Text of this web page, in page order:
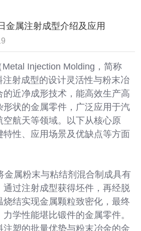
中 / En
金属注射成型介绍及应用
Injection Molding，简称
射成型的设计灵活性与粉末冶
近净成形技术，能高效生产高
形状的金属零件，广泛应用于汽
航天等领域。以下从核心原
性、应用场景及优缺点等方面
金属粉末与粘结剂混合制成具有
通过注射成型获得坯件，再经脱
烧结实现金属颗粒致密化，最终
学性能堪比锻件的金属零件。
塑的批量优势与粉末冶金的金